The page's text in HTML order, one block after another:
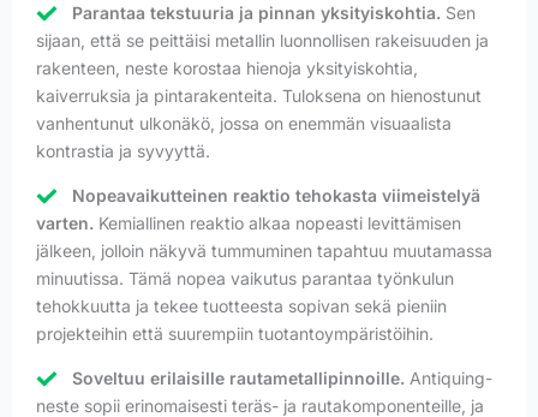
Parantaa tekstuuria ja pinnan yksityiskohtia. Sen
sijaan, että se peittäisi metallin luonnollisen rakeisuuden ja
rakenteen, neste korostaa hienoja yksityiskohtia,
kaiverruksia ja pintarakenteita. Tuloksena on hienostunut
vanhentunut ulkonäkö, jossa on enemmän visuaalista
kontrastia ja syvyyttä.
Nopeavaikutteinen reaktio tehokasta viimeistelyä
varten. Kemiallinen reaktio alkaa nopeasti levittämisen
jälkeen, jolloin näkyvä tummuminen tapahtuu muutamassa
minuutissa. Tämä nopea vaikutus parantaa työnkulun
tehokkuutta ja tekee tuotteesta sopivan sekä pieniin
projekteihin että suurempiin tuotantoympäristöihin.
Soveltuu erilaisille rautametallipinnoille. Antiquing-
neste sopii erinomaisesti teräs- ja rautakomponenteille, ja